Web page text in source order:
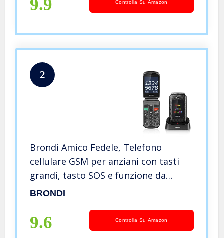
9.9 Controlla Su Amazon
2
Brondi Amico Fedele, Telefono
cellulare GSM per anziani con tasti
grandi, tasto SOS e funzione da
remoto, dual SIM, volume alto, Dual
BRONDI
9.6 Controlla Su Amazon